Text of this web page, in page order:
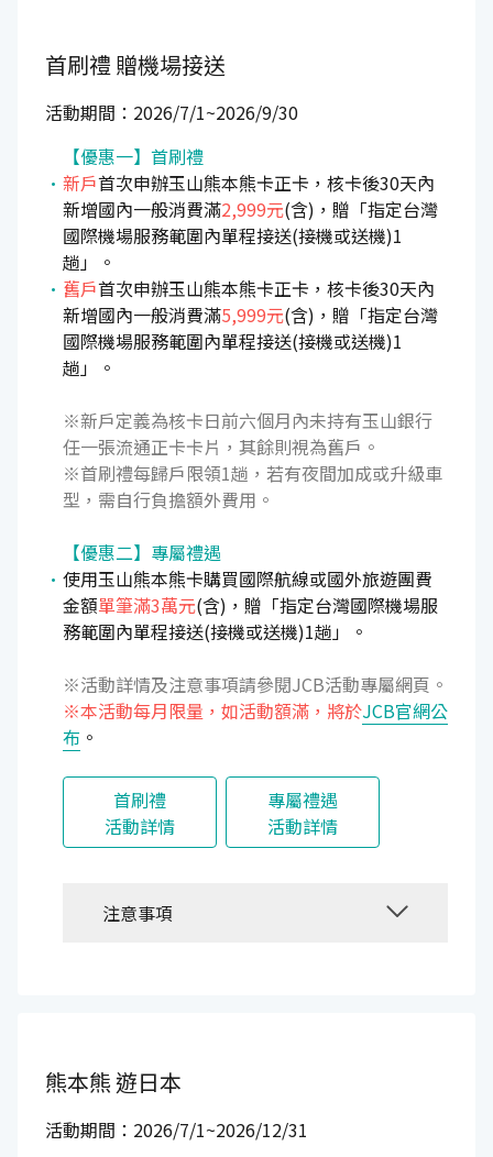
首刷禮 贈機場接送
活動期間：2026/7/1~2026/9/30
【優惠一】首刷禮
新戶首次申辦玉山熊本熊卡正卡，核卡後30天內
新增國內一般消費滿2,999元(含)，贈「指定台灣
國際機場服務範圍內單程接送(接機或送機)1
趟」。
舊戶首次申辦玉山熊本熊卡正卡，核卡後30天內
新增國內一般消費滿5,999元(含)，贈「指定台灣
國際機場服務範圍內單程接送(接機或送機)1
趟」。
※新戶定義為核卡日前六個月內未持有玉山銀行
任一張流通正卡卡片，其餘則視為舊戶。
※首刷禮每歸戶限領1趟，若有夜間加成或升級車
型，需自行負擔額外費用。
【優惠二】專屬禮遇
使用玉山熊本熊卡購買國際航線或國外旅遊團費
金額單筆滿3萬元(含)，贈「指定台灣國際機場服
務範圍內單程接送(接機或送機)1趟」。
※活動詳情及注意事項請參閱JCB活動專屬網頁。
※本活動每月限量，如活動額滿，將於JCB官網公
布 。
首刷禮
活動詳情
專屬禮遇
活動詳情
注意事項
熊本熊 遊日本
活動期間：2026/7/1~2026/12/31